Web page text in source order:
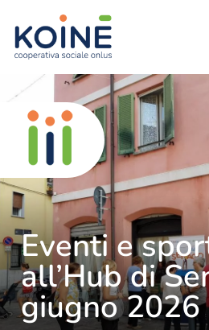
Eventi e
all’Hub di
giugno 2026